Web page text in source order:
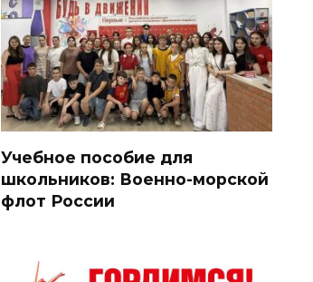
Учебное пособие для
школьников: Военно-морской
флот России